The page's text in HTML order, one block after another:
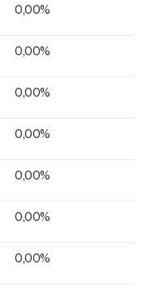
0,00%
0,00%
0,00%
0,00%
0,00%
0,00%
0,00%